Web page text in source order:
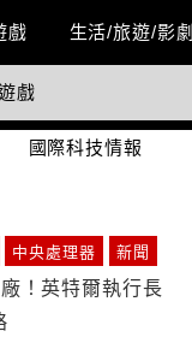
戲 生活/旅遊/影劇
戲
國際科技情報
中央處理器 新聞
！英特爾執行長